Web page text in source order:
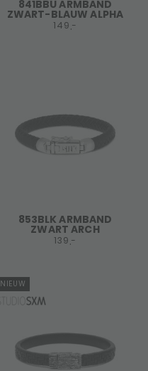
841BBU ARMBAND
ZWART-BLAUW ALPHA
149,-
853BLK ARMBAND
ZWART ARCH
139,-
NIEUW